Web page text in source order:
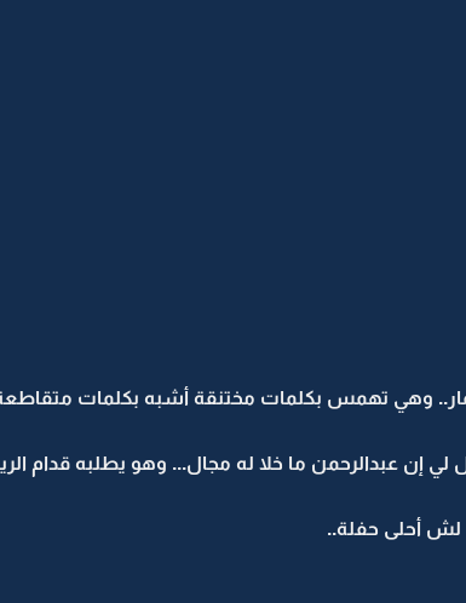
وهي تهمس بكلمات مختنقة أشبه بكلمات
لي إن عبدالرحمن ما خلا له مجال... وهو يطلبه قدام
لش أحلى حفلة..